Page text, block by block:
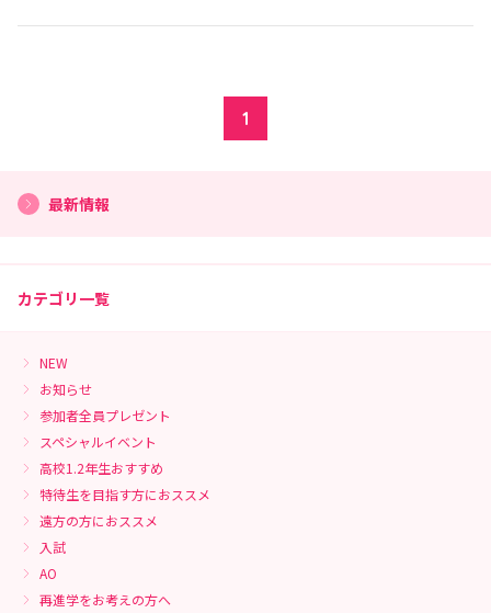
1
最新情報
カテゴリ一覧
NEW
お知らせ
参加者全員プレゼント
スペシャルイベント
高校1.2年生おすすめ
特待生を目指す方におススメ
遠方の方におススメ
入試
AO
再進学をお考えの方へ